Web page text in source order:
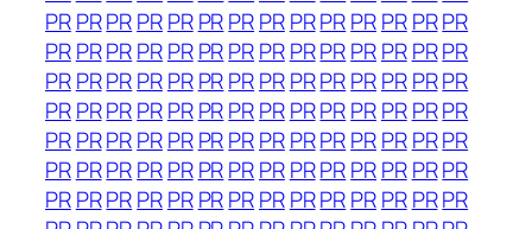
PRPRPRPRPR PRPRPRPRPRPRPR PRPR
PRPRPRPRPR PRPRPRPRPRPRPR PRPR
PRPRPRPRPR PRPRPRPRPRPRPR PRPR
PRPRPRPRPR PRPRPRPRPRPRPR PRPR
PRPRPRPRPR PRPRPRPRPRPRPR PRPR
PRPRPRPRPR PRPRPRPRPRPRPR PRPR
PRPRPRPRPR PRPRPRPRPRPRPR PRPR